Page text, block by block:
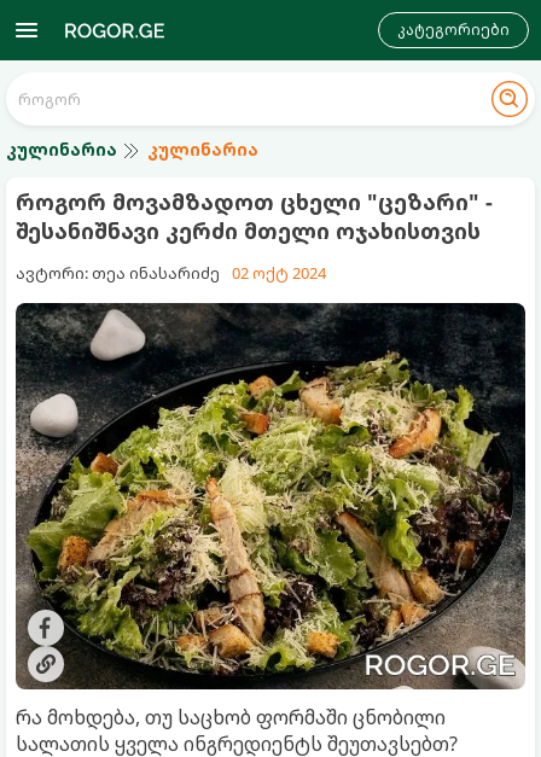
კატეგორიები
კულინარია კულინარია
როგორ მოვამზადოთ ცხელი "ცეზარი" -
შესანიშნავი კერძი მთელი ოჯახისთვის
ავტორი: თეა ინასარიძე 02 ოქტ 2024
რა მოხდება, თუ საცხობ ფორმაში ცნობილი
სალათის ყველა ინგრედიენტს შეუთავსებთ?